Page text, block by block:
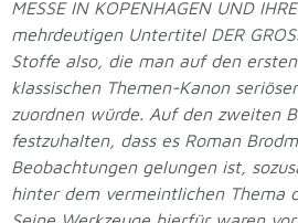
MESSE IN KOPENHAGEN UND
mehrdeutigen Untertitel DER
Stoffe also, die man auf den
klassischen Themen-Kanon
zuordnen würde. Auf den zweiten
festzuhalten, dass es Roman
Beobachtungen gelungen ist,
hinter dem vermeintlichen Thema